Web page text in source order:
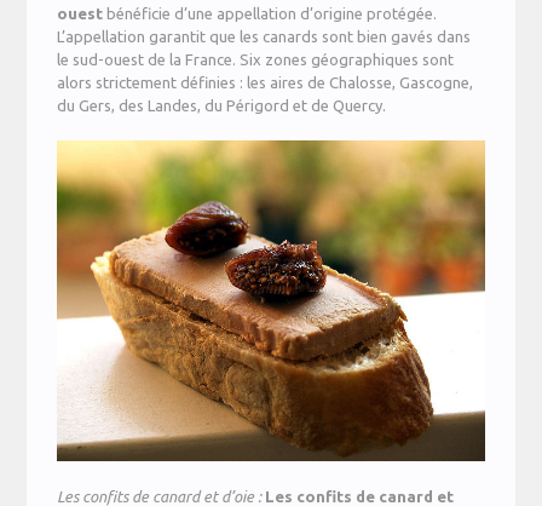
ouest bénéficie d’une appellation d’origine protégée.
L’appellation garantit que les canards sont bien gavés dans
le sud-ouest de la France. Six zones géographiques sont
alors strictement définies : les aires de Chalosse, Gascogne,
du Gers, des Landes, du Périgord et de Quercy.
Les confits de canard et d’oie : Les confits de canard et